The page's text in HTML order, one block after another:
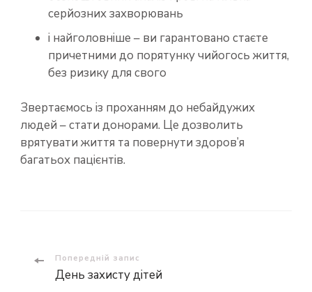
серйозних захворювань
і найголовніше – ви гарантовано стаєте
причетними до порятунку чийогось життя,
без ризику для свого
Звертаємось із проханням до небайдужих
людей – стати донорами. Це дозволить
врятувати життя та повернути здоров’я
багатьох пацієнтів.
Навігація
Попередній запис
День захисту дітей